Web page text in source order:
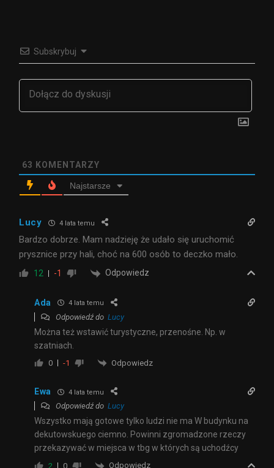
Subskrybuj
63 KOMENTARZY
Najstarsze
Lucy 4 lata temu
Bardzo dobrze. Mam nadzieję że udało się uruchomić
prysznice przy hali, choć na 600 osób to deczko mało.
12 -1 Odpowiedz
Ada 4 lata temu
Odpowiedź do Lucy
Można też wstawić turystyczne, przenośne. Np. w
szatniach.
0 -1 Odpowiedz
Ewa 4 lata temu
Odpowiedź do Lucy
Wszystko mają gotowe tylko ludzi nie ma W budynku na
dekutowskuego ciemno. Powinni zgromadzone rzeczy
przekazywać w miejsca w tbg w których są uchodźcy
2 0 Odpowiedz